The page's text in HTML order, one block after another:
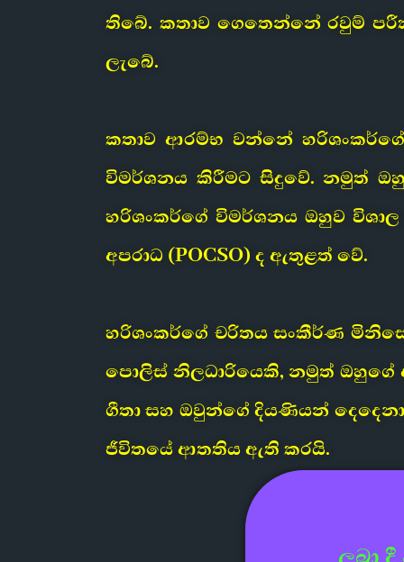
තිබේ. කතාව ගෙතෙන්නේ රවුම්
ලැබේ.
කතාව ආරම්භ වන්නේ
විමර්ශනය කිරීමට සිදුවේ. නමුත්
හරිශංකර්ගේ විමර්ශනය ඔහුව
අපරාධ (POCSO) ද ඇතුළත් වේ.
හරිශංකර්ගේ චරිතය සංකීර්ණ
පොලිස් නිලධාරියෙකි, නමුත් ඔහුගේ
ගීතා සහ ඔවුන්ගේ දියණියන්
ජීවිතයේ ආතතිය ඇති කරයි.